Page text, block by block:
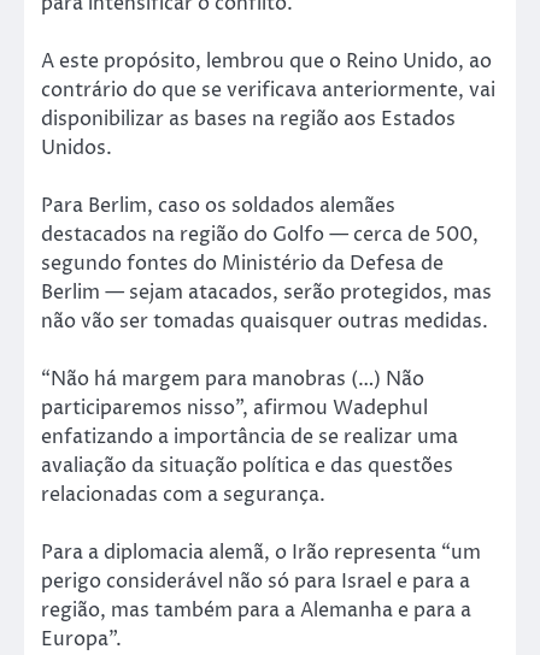
A este propósito, lembrou que o Reino Unido, ao
contrário do que se verificava anteriormente, vai
disponibilizar as bases na região aos Estados
Unidos.
Para Berlim, caso os soldados alemães
destacados na região do Golfo — cerca de 500,
segundo fontes do Ministério da Defesa de
Berlim — sejam atacados, serão protegidos, mas
não vão ser tomadas quaisquer outras medidas.
“Não há margem para manobras (…) Não
participaremos nisso”, afirmou Wadephul
enfatizando a importância de se realizar uma
avaliação da situação política e das questões
relacionadas com a segurança.
Para a diplomacia alemã, o Irão representa “um
perigo considerável não só para Israel e para a
região, mas também para a Alemanha e para a
Europa”.